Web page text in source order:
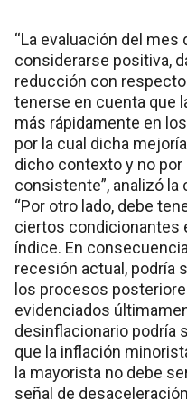
“La evaluación del mes
considerarse positiva,
reducción con
tenerse en cuenta que
más rápidamente en
por la cual dicha
dicho contexto y no
consistente”, analizó la
“Por otro lado, debe
ciertos condicionantes
índice. En
recesión actual, podría
los procesos
evidenciados
desinflacionario podría
que la inflación
la mayorista no debe
señal de